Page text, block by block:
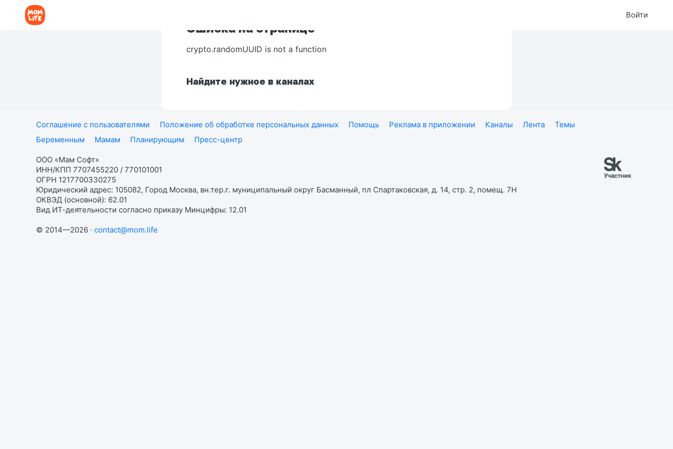
Войти
Ошибка на странице
crypto.randomUUID is not a function
Найдите нужное в каналах
Соглашение с пользователями Положение об обработке персональных данных Помощь Реклама в приложении Каналы Лента
Темы
Беременным
Мамам Планирующим Пресс-центр
ООО «Мам Софт»
ИНН/КПП 7707455220 / 770101001
ОГРН 1217700330275
Юридический адрес: 105082, Город Москва, вн.тер.г. муниципальный округ Басманный, пл Спартаковская, д. 14, стр. 2, помещ. 7Н
ОКВЭД (основной): 62.01
Вид ИТ-деятельности согласно приказу Минцифры: 12.01
© 2014—2026 · contact@mom.life